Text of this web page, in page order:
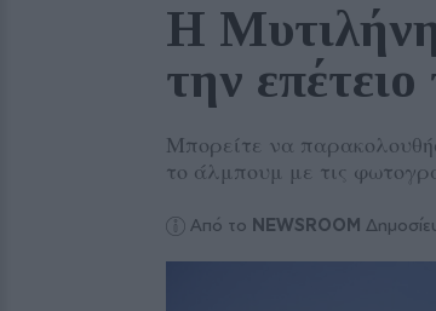
Η
την
Μπορείτε να
το άλμπουμ με τις
Από το NEWSROOM